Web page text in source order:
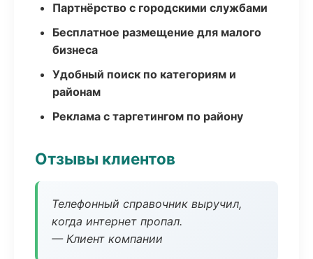
Партнёрство с городскими службами
Бесплатное размещение для малого
бизнеса
Удобный поиск по категориям и
районам
Реклама с таргетингом по району
Отзывы клиентов
Телефонный справочник выручил,
когда интернет пропал.
— Клиент компании